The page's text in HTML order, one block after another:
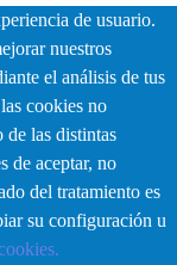
de usuario.
nuestros
el análisis de tus
cookies no
de las distintas
de aceptar, no
del tratamiento es
su configuración u